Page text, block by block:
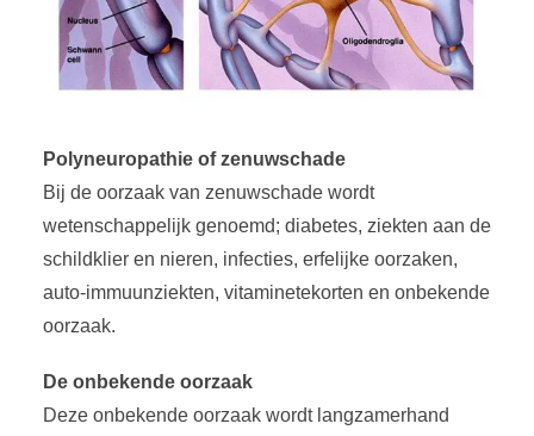
Polyneuropathie of zenuwschade
Bij de oorzaak van zenuwschade wordt
wetenschappelijk genoemd; diabetes, ziekten aan de
schildklier en nieren, infecties, erfelijke oorzaken,
auto-immuunziekten, vitaminetekorten en onbekende
oorzaak.
De onbekende oorzaak
Deze onbekende oorzaak wordt langzamerhand